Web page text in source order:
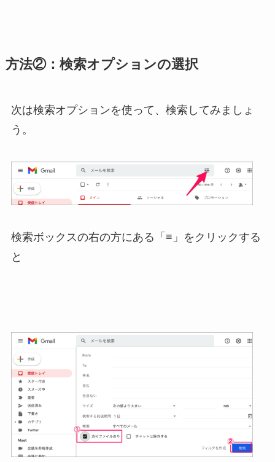
方法②：検索オプションの選択
次は検索オプションを使って、検索してみましょ
う。
検索ボックスの右の方にある「≡」をクリックする
と